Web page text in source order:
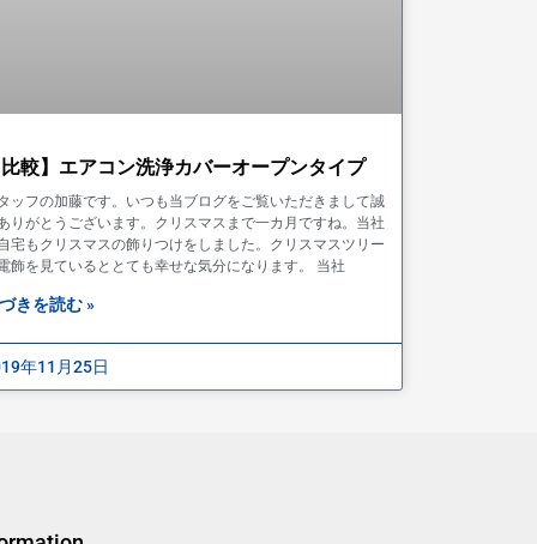
比較】エアコン洗浄カバーオープンタイプ
ッフの加藤です。いつも当ブログをご覧いただきまして誠
りがとうございます。クリスマスまで一カ月ですね。当社
宅もクリスマスの飾りつけをしました。クリスマスツリー
飾を見ているととても幸せな気分になります。 当社
きを読む »
年11月25日